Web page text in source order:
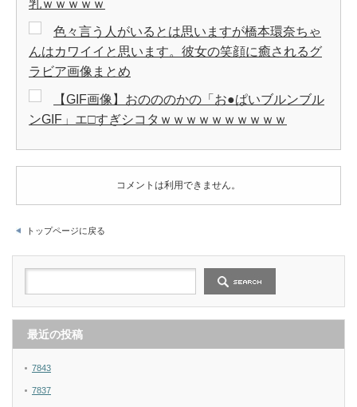
乳ｗｗｗｗｗ
色々言う人がいるとは思いますが橋本環奈ちゃ
んはカワイイと思います。彼女の笑顔に癒されるグ
ラビア画像まとめ
【GIF画像】おのののかの「お●ぱいブルンブル
ンGIF」エ□すぎシコタｗｗｗｗｗｗｗｗｗｗ
コメントは利用できません。
トップページに戻る
最近の投稿
7843
7837